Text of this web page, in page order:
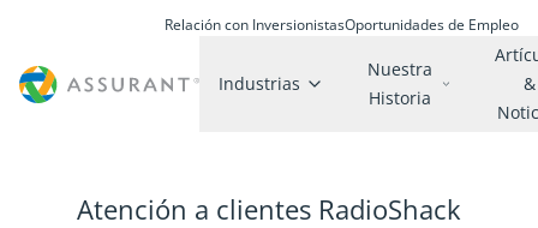
Relación con InversionistasOportunidades de Empleo
Industrias
Nuestra
Historia
&
Atención a clientes RadioShack